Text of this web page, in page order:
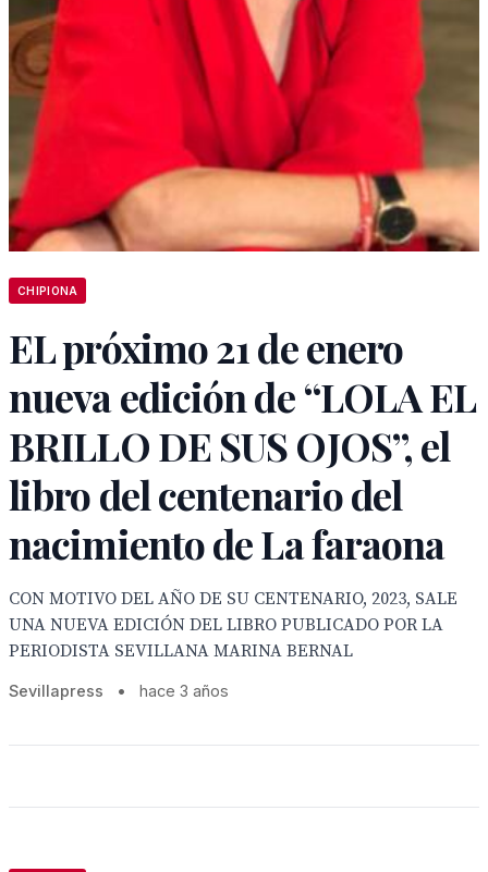
CHIPIONA
EL próximo 21 de enero
nueva edición de “LOLA EL
BRILLO DE SUS OJOS”, el
libro del centenario del
nacimiento de La faraona
CON MOTIVO DEL AÑO DE SU CENTENARIO, 2023, SALE
UNA NUEVA EDICIÓN DEL LIBRO PUBLICADO POR LA
PERIODISTA SEVILLANA MARINA BERNAL
Sevillapress • hace 3 años